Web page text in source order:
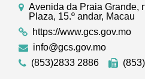
Avenida da Praia Grande,
Plaza, 15.º andar, Macau
https://www.gcs.gov.mo
info@gcs.gov.mo
(853)2833 2886